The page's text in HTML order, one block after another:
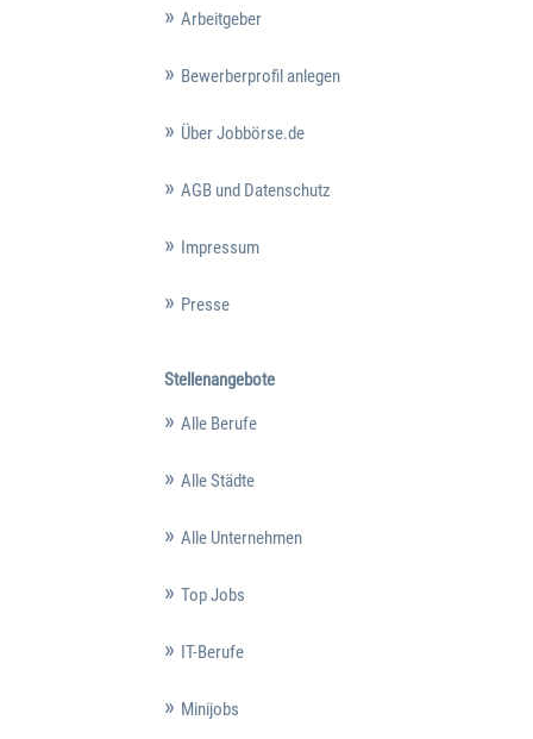
Arbeitgeber
Bewerberprofil anlegen
Über Jobbörse.de
AGB und Datenschutz
Impressum
Presse
Stellenangebote
Alle Berufe
Alle Städte
Alle Unternehmen
Top Jobs
IT-Berufe
Minijobs